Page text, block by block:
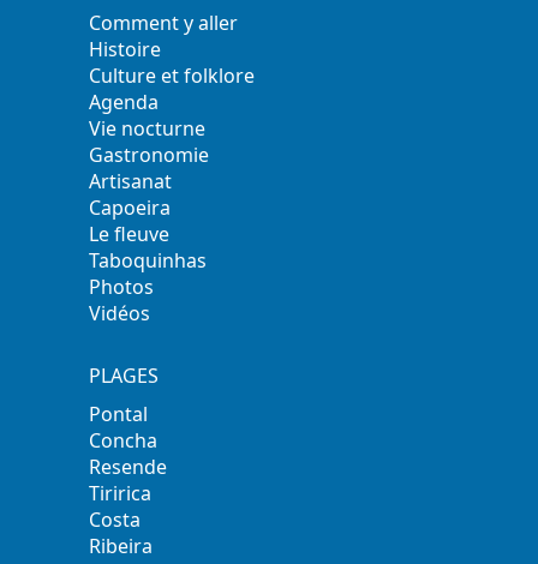
Comment y aller
Histoire
Culture et folklore
Agenda
Vie nocturne
Gastronomie
Artisanat
Capoeira
Le fleuve
Taboquinhas
Photos
Vidéos
PLAGES
Pontal
Concha
Resende
Tiririca
Costa
Ribeira